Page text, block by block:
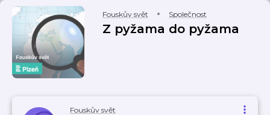
Fouskův svět Společnost
Z pyžama do pyžama
Fouskův svět